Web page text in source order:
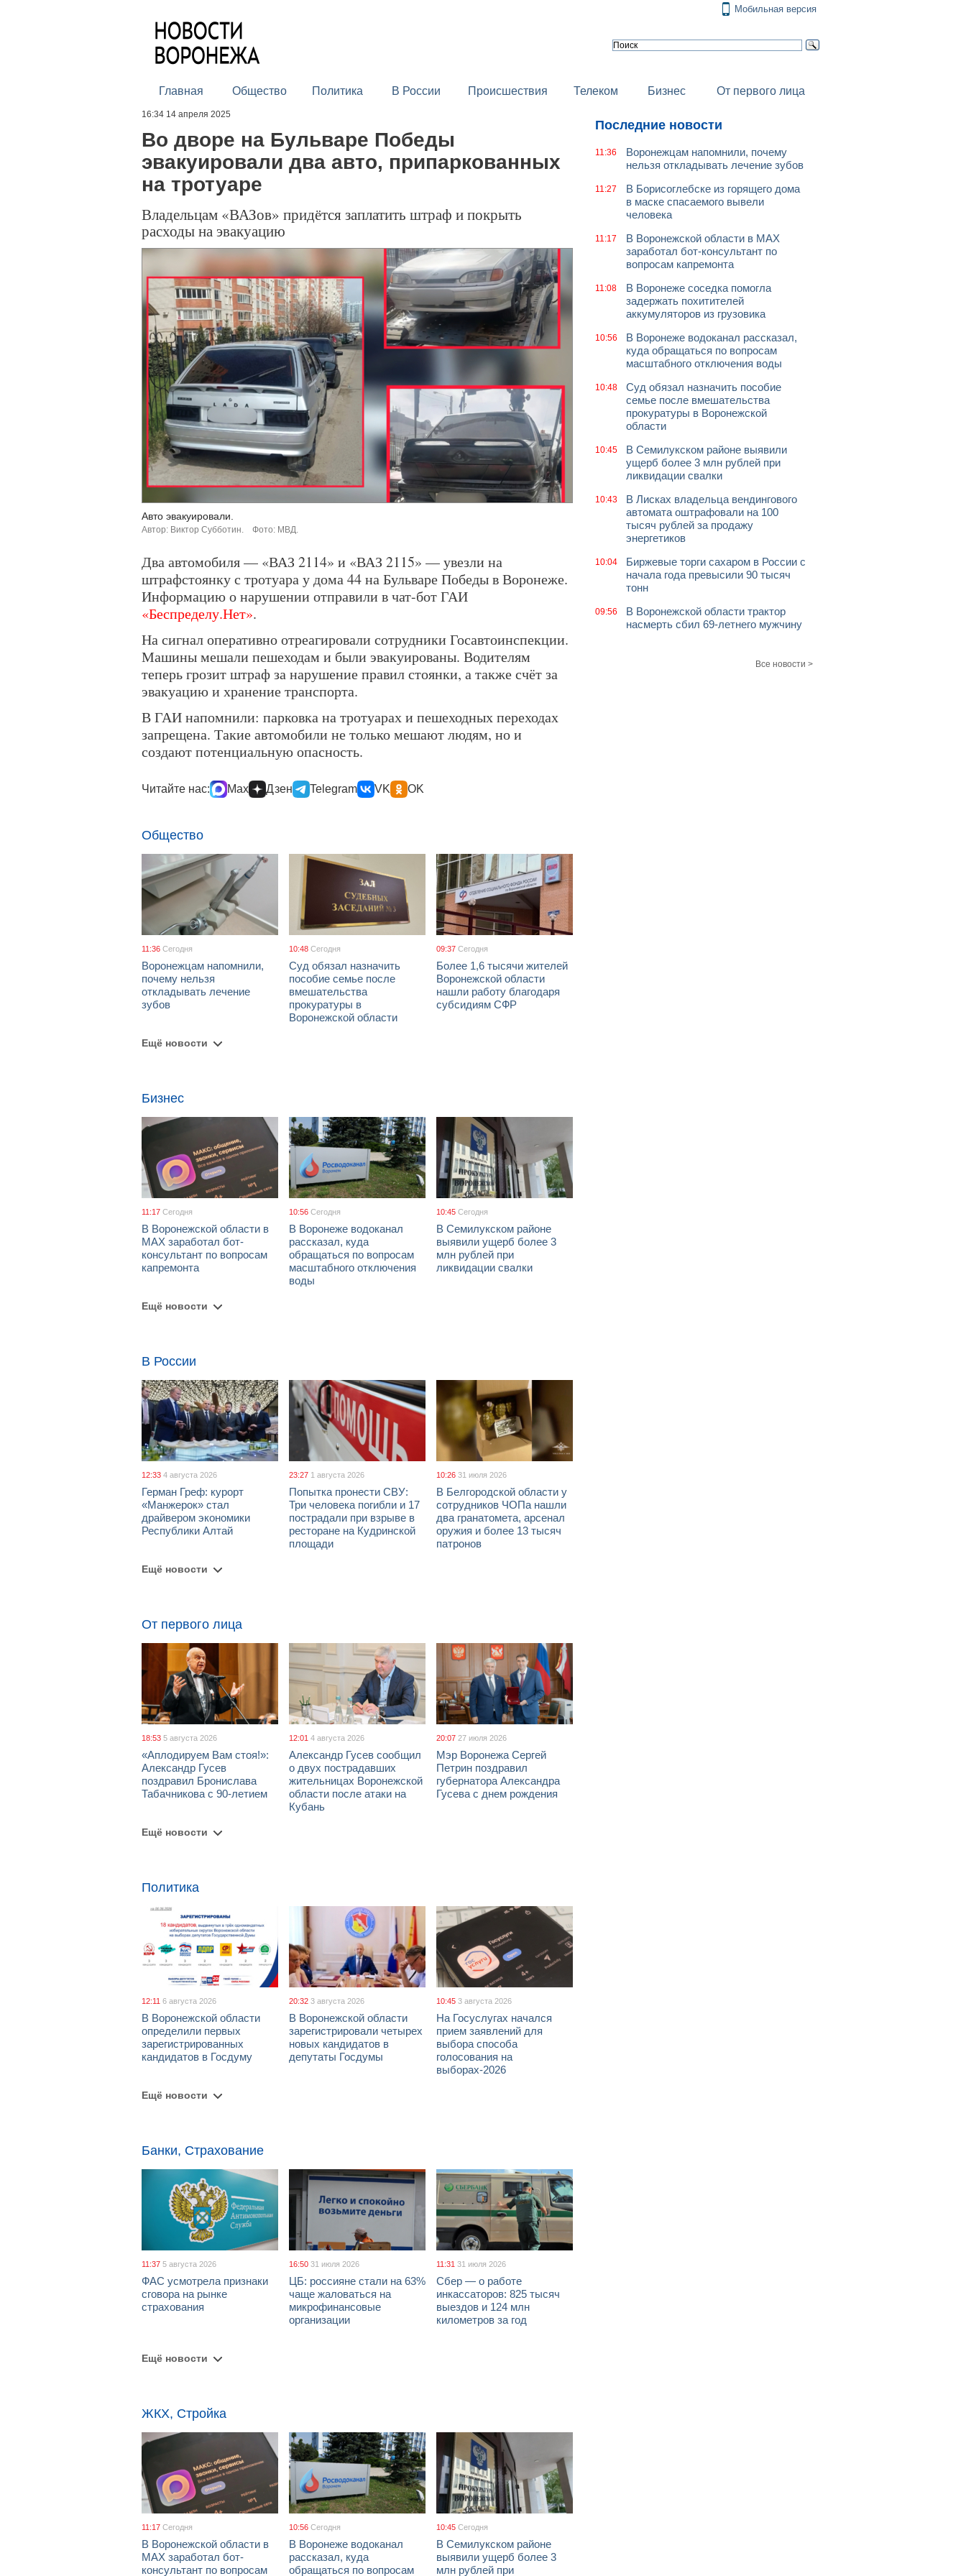
Мобильная версия
Главная Общество Политика В России Происшествия Телеком Бизнес От первого лица
16:34 14 апреля 2025
Во дворе на Бульваре Победы
эвакуировали два авто, припаркованных
на тротуаре
Владельцам «ВАЗов» придётся заплатить штраф и покрыть
расходы на эвакуацию
Авто эвакуировали.
Автор: Виктор Субботин. Фото: МВД.
Два автомобиля — «ВАЗ 2114» и «ВАЗ 2115» — увезли на
штрафстоянку с тротуара у дома 44 на Бульваре Победы в Воронеже.
Информацию о нарушении отправили в чат-бот ГАИ
«Беспределу.Нет».
На сигнал оперативно отреагировали сотрудники Госавтоинспекции.
Машины мешали пешеходам и были эвакуированы. Водителям
теперь грозит штраф за нарушение правил стоянки, а также счёт за
эвакуацию и хранение транспорта.
В ГАИ напомнили: парковка на тротуарах и пешеходных переходах
запрещена. Такие автомобили не только мешают людям, но и
создают потенциальную опасность.
Читайте нас: Max Дзен Telegram VK OK
Общество
11:36 Сегодня
Воронежцам напомнили,
почему нельзя
откладывать лечение
зубов
10:48 Сегодня
Суд обязал назначить
пособие семье после
вмешательства
прокуратуры в
Воронежской области
09:37 Сегодня
Более 1,6 тысячи жителей
Воронежской области
нашли работу благодаря
субсидиям СФР
Ещё новости
Бизнес
11:17 Сегодня
В Воронежской области в
МАХ заработал бот-
консультант по вопросам
капремонта
10:56 Сегодня
В Воронеже водоканал
рассказал, куда
обращаться по вопросам
масштабного отключения
воды
10:45 Сегодня
В Семилукском районе
выявили ущерб более 3
млн рублей при
ликвидации свалки
Ещё новости
В России
12:33 4 августа 2026
Герман Греф: курорт
«Манжерок» стал
драйвером экономики
Республики Алтай
23:27 1 августа 2026
Попытка пронести СВУ:
Три человека погибли и 17
пострадали при взрыве в
ресторане на Кудринской
площади
10:26 31 июля 2026
В Белгородской области у
сотрудников ЧОПа нашли
два гранатомета, арсенал
оружия и более 13 тысяч
патронов
Ещё новости
От первого лица
18:53 5 августа 2026
«Аплодируем Вам стоя!»:
Александр Гусев
поздравил Бронислава
Табачникова с 90-летием
12:01 4 августа 2026
Александр Гусев сообщил
о двух пострадавших
жительницах Воронежской
области после атаки на
Кубань
20:07 27 июля 2026
Мэр Воронежа Сергей
Петрин поздравил
губернатора Александра
Гусева с днем рождения
Ещё новости
Политика
12:11 6 августа 2026
В Воронежской области
определили первых
зарегистрированных
кандидатов в Госдуму
20:32 3 августа 2026
В Воронежской области
зарегистрировали четырех
новых кандидатов в
депутаты Госдумы
10:45 3 августа 2026
На Госуслугах начался
прием заявлений для
выбора способа
голосования на
выборах-2026
Ещё новости
Банки, Страхование
11:37 5 августа 2026
ФАС усмотрела признаки
сговора на рынке
страхования
16:50 31 июля 2026
ЦБ: россияне стали на 63%
чаще жаловаться на
микрофинансовые
организации
11:31 31 июля 2026
Сбер — о работе
инкассаторов: 825 тысяч
выездов и 124 млн
километров за год
Ещё новости
ЖКХ, Стройка
11:17 Сегодня
В Воронежской области в
МАХ заработал бот-
консультант по вопросам
10:56 Сегодня
В Воронеже водоканал
рассказал, куда
обращаться по вопросам
10:45 Сегодня
В Семилукском районе
выявили ущерб более 3
млн рублей при
Последние новости
11:36
Воронежцам напомнили, почему
нельзя откладывать лечение зубов
11:27
В Борисоглебске из горящего дома
в маске спасаемого вывели
человека
11:17
В Воронежской области в МАХ
заработал бот-консультант по
вопросам капремонта
11:08
В Воронеже соседка помогла
задержать похитителей
аккумуляторов из грузовика
10:56
В Воронеже водоканал рассказал,
куда обращаться по вопросам
масштабного отключения воды
10:48
Суд обязал назначить пособие
семье после вмешательства
прокуратуры в Воронежской
области
10:45
В Семилукском районе выявили
ущерб более 3 млн рублей при
ликвидации свалки
10:43
В Лисках владельца вендингового
автомата оштрафовали на 100
тысяч рублей за продажу
энергетиков
10:04
Биржевые торги сахаром в России с
начала года превысили 90 тысяч
тонн
09:56
В Воронежской области трактор
насмерть сбил 69-летнего мужчину
Все новости >